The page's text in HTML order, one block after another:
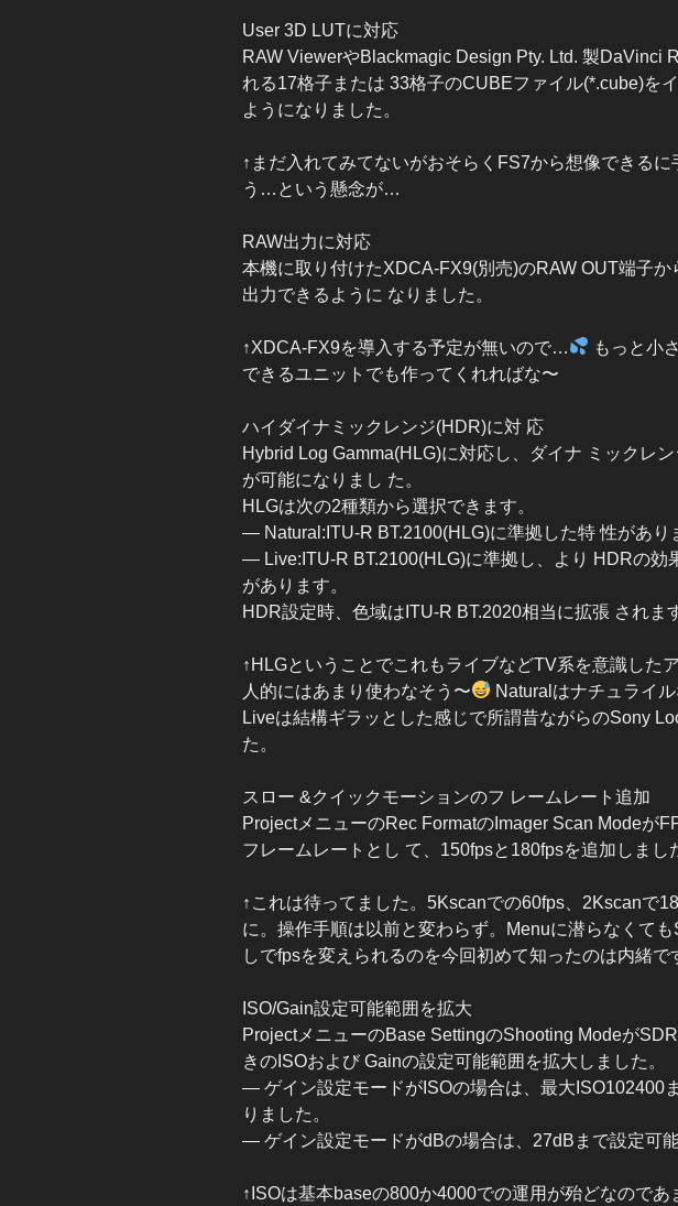
User 3D LUTに対応
RAW ViewerやBlackmagic Design Pty. Ltd. 製DaVinci
れる17格子または 33格子のCUBEファイル(*.cube)を
ようになりました。
↑まだ入れてみてないがおそらくFS7から想像できるに
う…という懸念が…
RAW出力に対応
本機に取り付けたXDCA-FX9(別売)のRAW OUT端子か
出力できるように なりました。
↑XDCA-FX9を導入する予定が無いので…
もっと小
できるユニットでも作ってくれればな〜
ハイダイナミックレンジ(HDR)に対 応
Hybrid Log Gamma(HLG)に対応し、ダイナ ミックレ
が可能になりまし た。
HLGは次の2種類から選択できます。
— Natural:ITU-R BT.2100(HLG)に準拠した特 性があり
— Live:ITU-R BT.2100(HLG)に準拠し、より HDRの効
があります。
HDR設定時、色域はITU-R BT.2020相当に拡張 されま
↑HLGということでこれもライブなどTV系を意識した
人的にはあまり使わなそう〜
Naturalはナチュライル
Liveは結構ギラッとした感じで所謂昔ながらのSony
た。
スロー &クイックモーションのフ レームレート追加
ProjectメニューのRec FormatのImager Scan Modeが
フレームレートとし て、150fpsと180fpsを追加しまし
↑これは待ってました。5Kscanでの60fps、2Kscanで
に。操作手順は以前と変わらず。Menuに潜らなくて
しでfpsを変えられるのを今回初めて知ったのは内緒で
ISO/Gain設定可能範囲を拡大
ProjectメニューのBase SettingのShooting Modeが
きのISOおよび Gainの設定可能範囲を拡大しました。
— ゲイン設定モードがISOの場合は、最大ISO102400
りました。
— ゲイン設定モードがdBの場合は、27dBまで設定可能
↑ISOは基本baseの800か4000での運用が殆どなのであ